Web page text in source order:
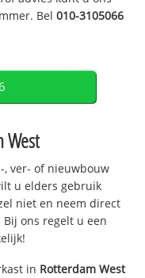
Bel010-3105066
West
, ver- of nieuwbouw
u elders gebruik
niet en neem direct
Bij ons regelt u een
in Rotterdam West